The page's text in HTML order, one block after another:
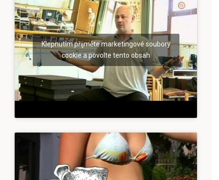
Klepnutím přijměte marketingové soubory
cookie a povolte tento obsah